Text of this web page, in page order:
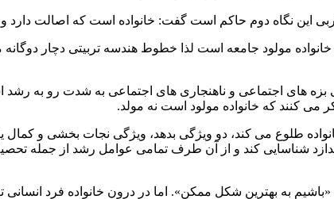
این نگاه دوم حاکم است گفت: خانواده است که اصالت دارد
مولود جامعه است لذا خطوط هندسه تربیتی دچار
بزه های اجتماعی و ناهنجاری های اجتماعی به شدت رو به
می کنند که خانواده مولود است نه مولد.
طلوع می کند، دو ویژگی بدهد، ویژگی نجات بخشی و
بیندازد شناسایی کند و از آن طرف تمامی عوامل رشد از
به بهترین شکل ممکن». اما در درون خانواده فرد انسانی